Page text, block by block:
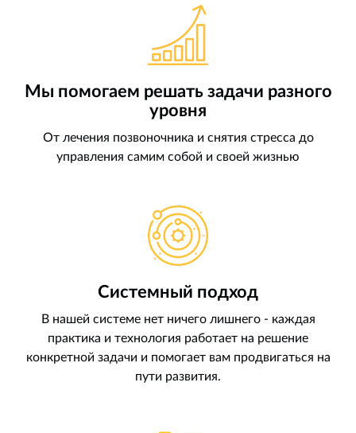
Мы помогаем решать задачи разного
уровня
От лечения позвоночника и снятия стресса до
управления самим собой и своей жизнью
Системный подход
В нашей системе нет ничего лишнего - каждая
практика и технология работает на решение
конкретной задачи и помогает вам продвигаться на
пути развития.